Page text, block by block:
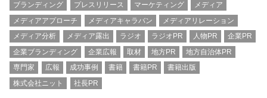
ブランディング
プレスリリース マーケティング
メディア
メディアアプローチ
メディアキャラバン
メディアリレーション
メディア分析
メディア露出 ラジオ ラジオPR 人物PR
企業PR
企業ブランディング
企業広報 取材 地方PR
地方自治体PR
専門家
広報 成功事例 書籍 書籍PR
書籍出版
株式会社ニット
社長PR